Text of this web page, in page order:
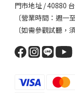
門市地址 / 40880
〔營業時間：週一
〔如需參觀試聽，